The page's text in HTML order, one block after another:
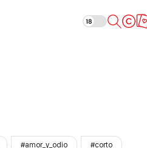
insaciable
#amor_y_odio #corto